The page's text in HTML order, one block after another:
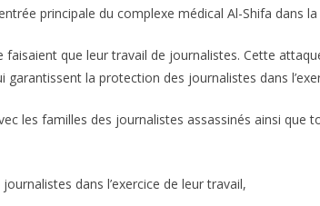
principale du complexe médical Al-Shifa dans la
faisaient que leur travail de journalistes. Cette
la protection des journalistes dans
les familles des journalistes assassinés ainsi que
dans l’exercice de leur travail,